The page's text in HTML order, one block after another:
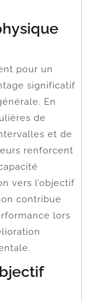
pour un
significatif
En
de
et de
renforcent
vers l’objectif
contribue
lors